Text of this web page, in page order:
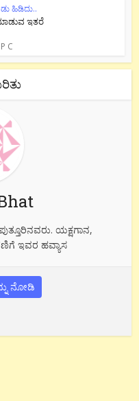
ಹಿಡಿದು..
ಇತರೆ
C
ಯಕ್ಷಗಾನ,
ಇವರ ಹವ್ಯಾಸ
ನೋಡಿ